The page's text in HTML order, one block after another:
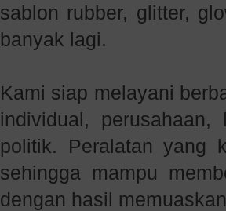
sablon rubber, glitter,
banyak lagi.
Kami siap melayani
individual,
politik. Peralatan yang
sehingga mampu
dengan hasil